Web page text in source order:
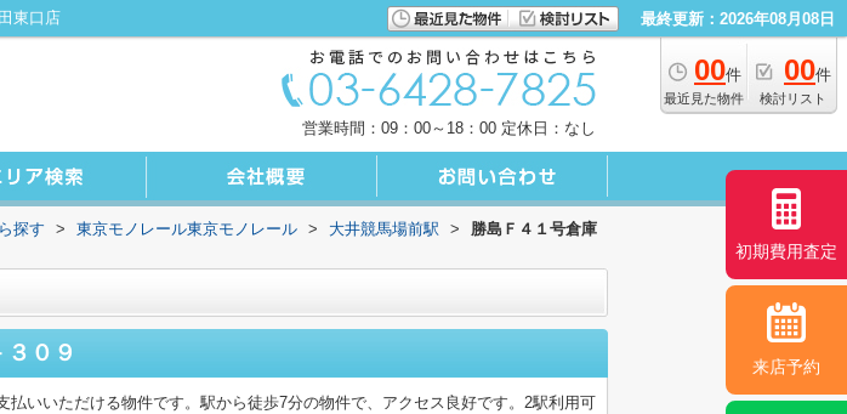
東口店 最終更新：2026年08月08日
00件
最近見た物件
00件
検討リスト
営業時間：09：00～18：00 定休日：なし
探す > 東京モノレール東京モノレール > 大井競馬場前駅 >
勝島Ｆ４１号倉庫
０９
払いいただける物件です。駅から徒歩7分の物件で、アクセス良好です。2駅利用可
初期費用査定
来店予約